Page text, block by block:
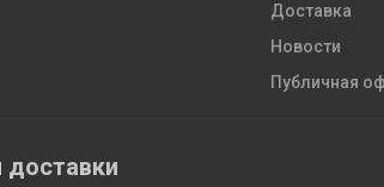
Доставка
Новости
Публичная